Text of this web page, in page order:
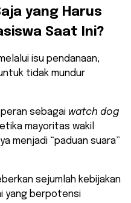
yang Harus
Saat Ini?
isu pendanaan,
tidak mundur
sebagai watch dog
mayoritas wakil
menjadi “paduan suara”
sejumlah kebijakan
yang berpotensi